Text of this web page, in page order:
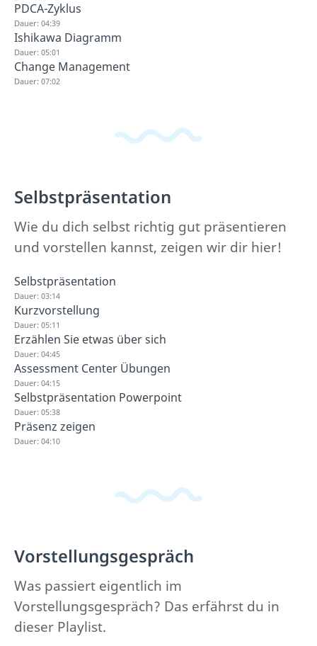
PDCA-Zyklus
Dauer: 04:39
Ishikawa Diagramm
Dauer: 05:01
Change Management
Dauer: 07:02
Selbstpräsentation
Wie du dich selbst richtig gut präsentieren
und vorstellen kannst, zeigen wir dir hier!
Selbstpräsentation
Dauer: 03:14
Kurzvorstellung
Dauer: 05:11
Erzählen Sie etwas über sich
Dauer: 04:45
Assessment Center Übungen
Dauer: 04:15
Selbstpräsentation Powerpoint
Dauer: 05:38
Präsenz zeigen
Dauer: 04:10
Vorstellungsgespräch
Was passiert eigentlich im
Vorstellungsgespräch? Das erfährst du in
dieser Playlist.